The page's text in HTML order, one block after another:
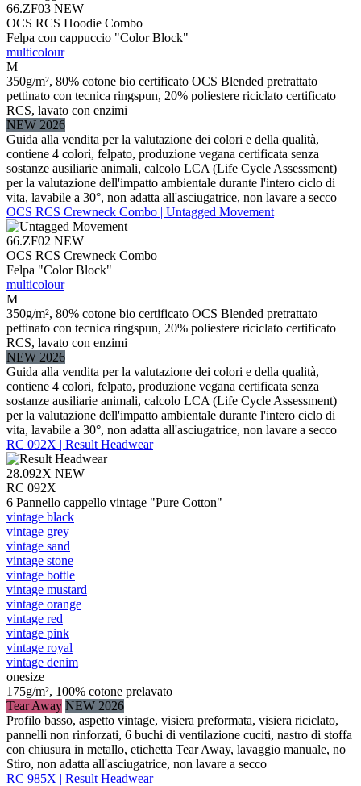
66.ZF03 NEW
OCS RCS Hoodie Combo
Felpa con cappuccio "Color Block"
multicolour
M
350g/m², 80% cotone bio certificato OCS Blended pretrattato
pettinato con tecnica ringspun, 20% poliestere riciclato certificato
RCS, lavato con enzimi
NEW 2026
Guida alla vendita per la valutazione dei colori e della qualità,
contiene 4 colori, felpato, produzione vegana certificata senza
sostanze ausiliarie animali, calcolo LCA (Life Cycle Assessment)
per la valutazione dell'impatto ambientale durante l'intero ciclo di
vita, lavabile a 30°, non adatta all'asciugatrice, non lavare a secco
OCS RCS Crewneck Combo | Untagged Movement
66.ZF02 NEW
OCS RCS Crewneck Combo
Felpa "Color Block"
multicolour
M
350g/m², 80% cotone bio certificato OCS Blended pretrattato
pettinato con tecnica ringspun, 20% poliestere riciclato certificato
RCS, lavato con enzimi
NEW 2026
Guida alla vendita per la valutazione dei colori e della qualità,
contiene 4 colori, felpato, produzione vegana certificata senza
sostanze ausiliarie animali, calcolo LCA (Life Cycle Assessment)
per la valutazione dell'impatto ambientale durante l'intero ciclo di
vita, lavabile a 30°, non adatta all'asciugatrice, non lavare a secco
RC 092X | Result Headwear
28.092X NEW
RC 092X
6 Pannello cappello vintage "Pure Cotton"
vintage black
vintage grey
vintage sand
vintage stone
vintage bottle
vintage mustard
vintage orange
vintage red
vintage pink
vintage royal
vintage denim
onesize
175g/m², 100% cotone prelavato
Tear Away NEW 2026
Profilo basso, aspetto vintage, visiera preformata, visiera riciclato,
pannelli non rinforzati, 6 buchi di ventilazione cuciti, nastro di stoffa
con chiusura in metallo, etichetta Tear Away, lavaggio manuale, no
Stiro, non adatta all'asciugatrice, non lavare a secco
RC 985X | Result Headwear